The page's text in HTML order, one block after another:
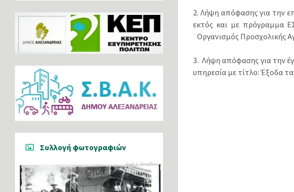
2. Λήψη απόφασης για την
εκτός και με πρόγραμμα
¨Οργανισμός Προσχολικής
3. Λήψη απόφασης για την
υπηρεσία με τίτλο: Έξοδα
Συλλογή φωτογραφιών